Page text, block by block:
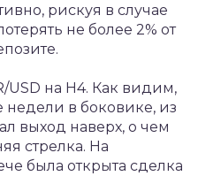
рискуя в случае
не более 2% от
USD на Н4. Как видим,
недели в боковике, из
выход наверх, о чем
стрелка. На
была открыта сделка